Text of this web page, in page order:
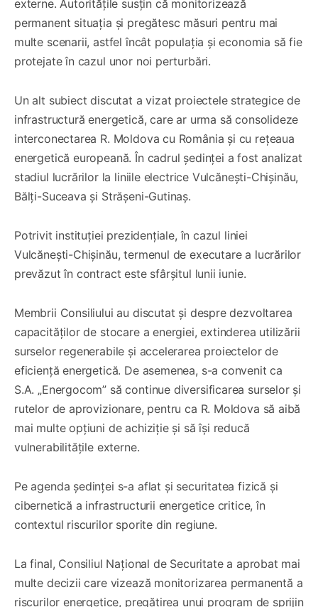
externe. Autoritățile susțin că monitorizează
permanent situația și pregătesc măsuri pentru mai
multe scenarii, astfel încât populația și economia să fie
protejate în cazul unor noi perturbări.
Un alt subiect discutat a vizat proiectele strategice de
infrastructură energetică, care ar urma să consolideze
interconectarea R. Moldova cu România și cu rețeaua
energetică europeană. În cadrul ședinței a fost analizat
stadiul lucrărilor la liniile electrice Vulcănești-Chișinău,
Bălți-Suceava și Strășeni-Gutinaș.
Potrivit instituției prezidențiale, în cazul liniei
Vulcănești-Chișinău, termenul de executare a lucrărilor
prevăzut în contract este sfârșitul lunii iunie.
Membrii Consiliului au discutat și despre dezvoltarea
capacităților de stocare a energiei, extinderea utilizării
surselor regenerabile și accelerarea proiectelor de
eficiență energetică. De asemenea, s-a convenit ca
S.A. „Energocom” să continue diversificarea surselor și
rutelor de aprovizionare, pentru ca R. Moldova să aibă
mai multe opțiuni de achiziție și să își reducă
vulnerabilitățile externe.
Pe agenda ședinței s-a aflat și securitatea fizică și
cibernetică a infrastructurii energetice critice, în
contextul riscurilor sporite din regiune.
La final, Consiliul Național de Securitate a aprobat mai
multe decizii care vizează monitorizarea permanentă a
riscurilor energetice, pregătirea unui program de sprijin